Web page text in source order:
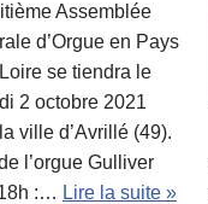
Assemblée
d’Orgue en Pays
se tiendra le
2 octobre 2021
ville d’Avrillé (49).
l’orgue Gulliver
:… Lire la suite »